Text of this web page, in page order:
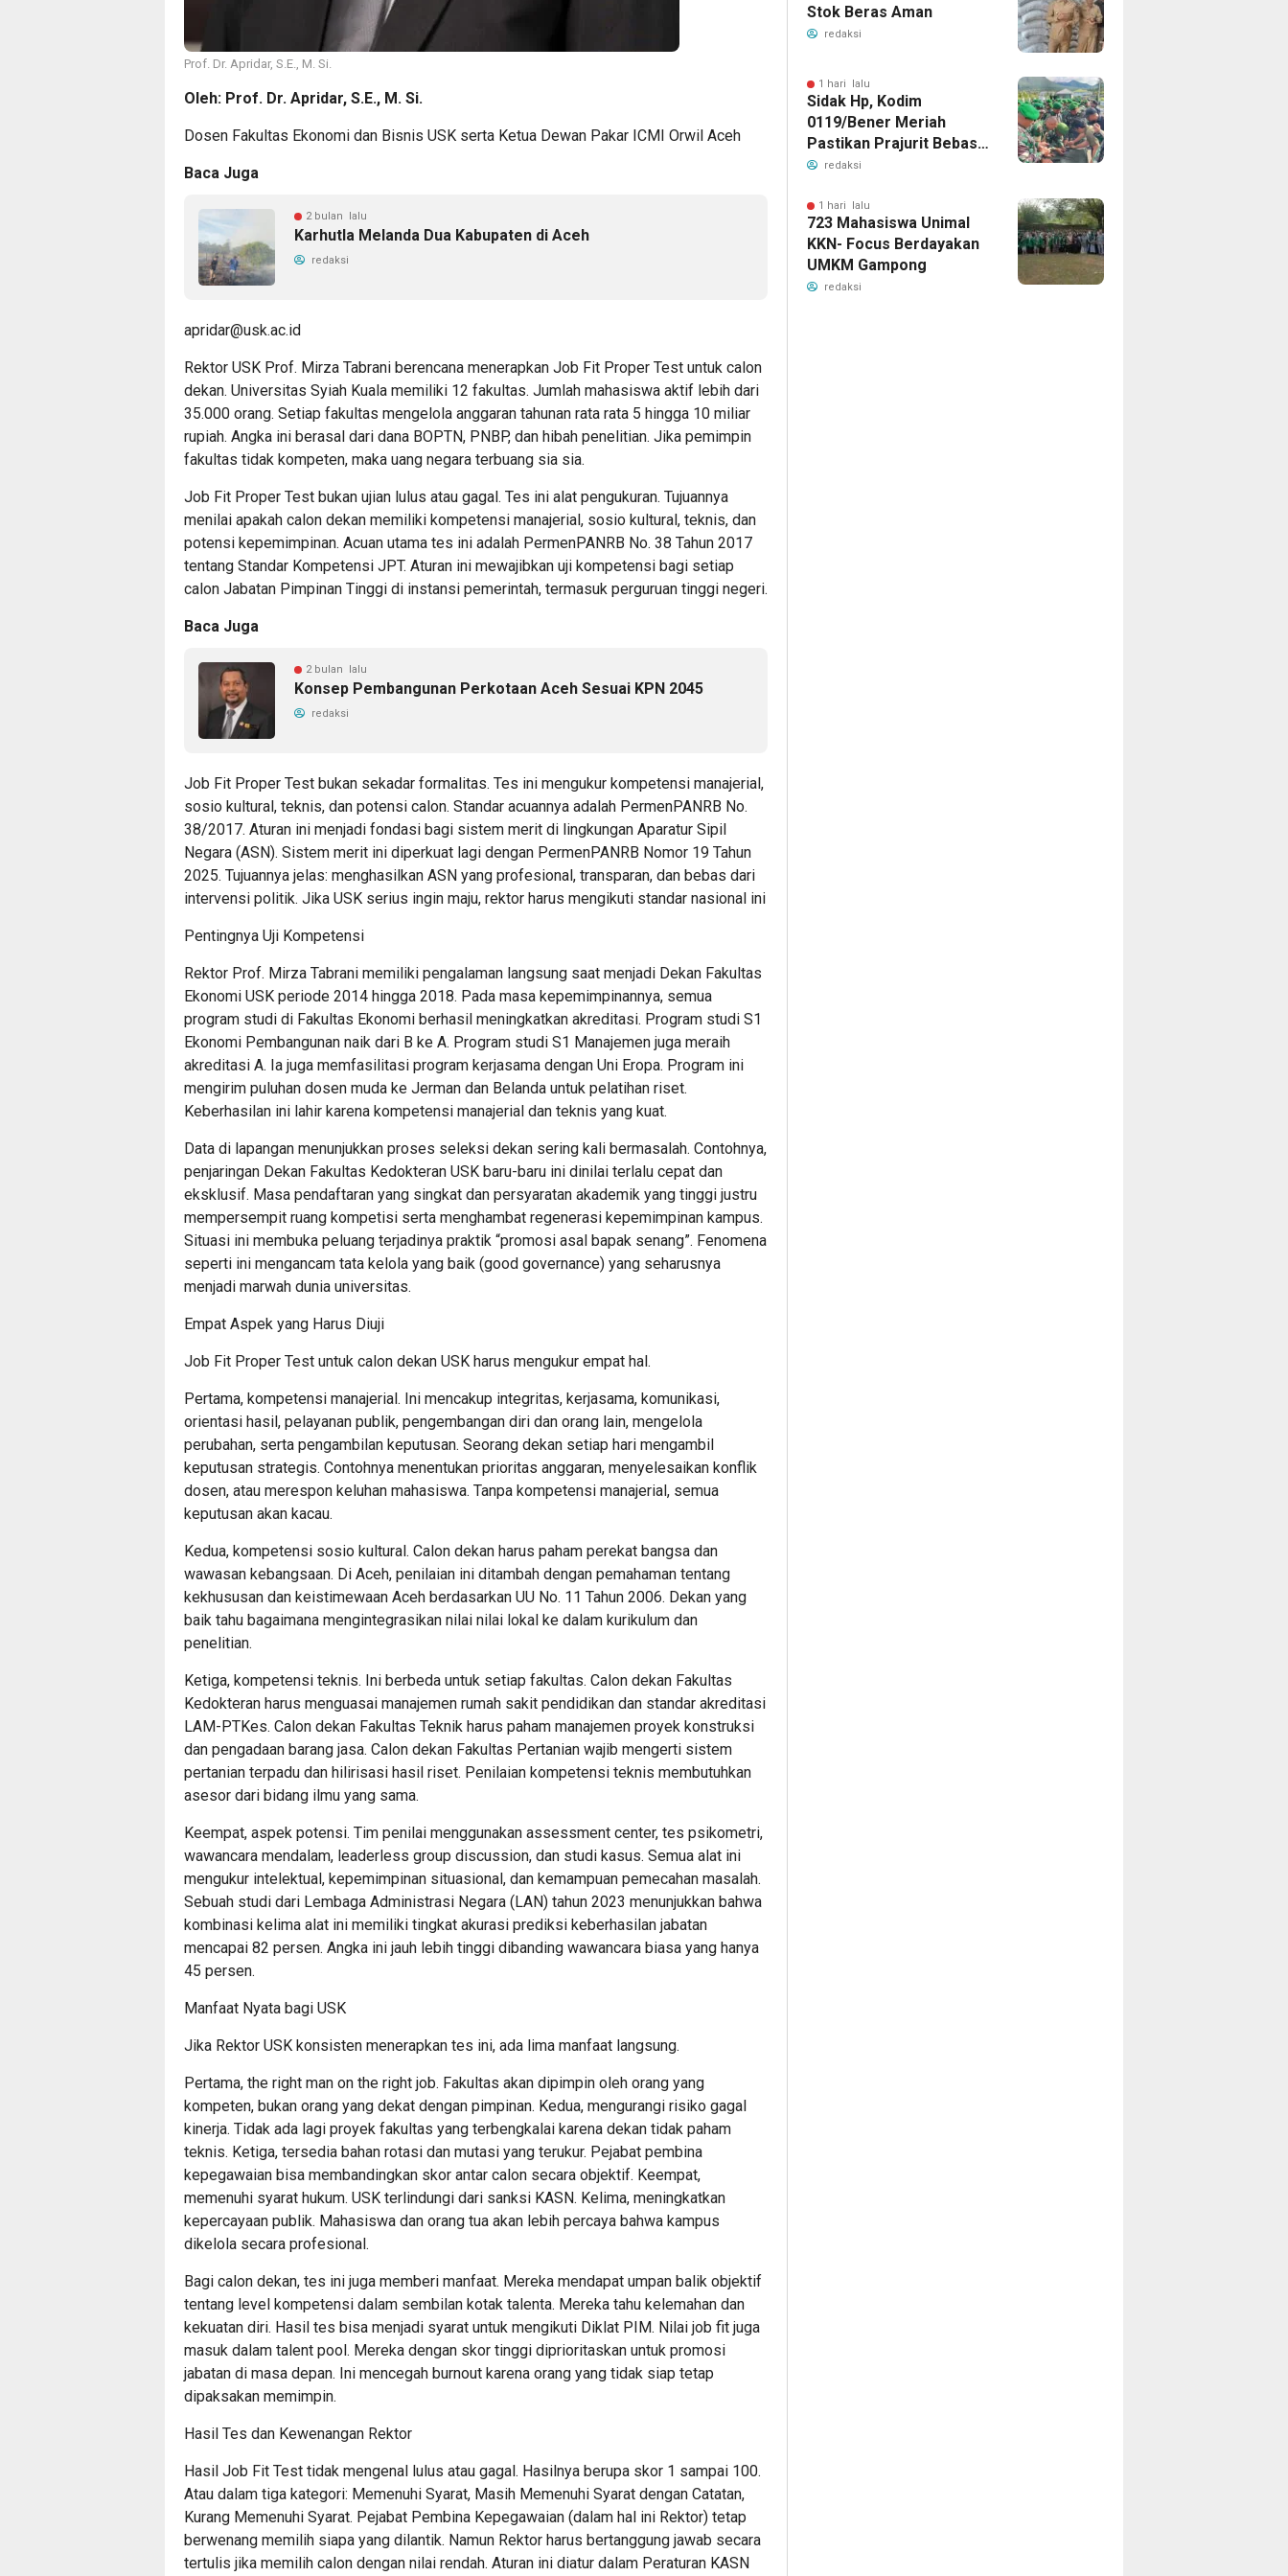
Prof. Dr. Apridar, S.E., M. Si.
Oleh: Prof. Dr. Apridar, S.E., M. Si.
Dosen Fakultas Ekonomi dan Bisnis USK serta Ketua Dewan Pakar ICMI Orwil Aceh
Baca Juga
2 bulan lalu
Karhutla Melanda Dua Kabupaten di Aceh
redaksi
apridar@usk.ac.id
Rektor USK Prof. Mirza Tabrani berencana menerapkan Job Fit Proper Test untuk calon
dekan. Universitas Syiah Kuala memiliki 12 fakultas. Jumlah mahasiswa aktif lebih dari
35.000 orang. Setiap fakultas mengelola anggaran tahunan rata rata 5 hingga 10 miliar
rupiah. Angka ini berasal dari dana BOPTN, PNBP, dan hibah penelitian. Jika pemimpin
fakultas tidak kompeten, maka uang negara terbuang sia sia.
Job Fit Proper Test bukan ujian lulus atau gagal. Tes ini alat pengukuran. Tujuannya
menilai apakah calon dekan memiliki kompetensi manajerial, sosio kultural, teknis, dan
potensi kepemimpinan. Acuan utama tes ini adalah PermenPANRB No. 38 Tahun 2017
tentang Standar Kompetensi JPT. Aturan ini mewajibkan uji kompetensi bagi setiap
calon Jabatan Pimpinan Tinggi di instansi pemerintah, termasuk perguruan tinggi negeri.
Baca Juga
2 bulan lalu
Konsep Pembangunan Perkotaan Aceh Sesuai KPN 2045
redaksi
Job Fit Proper Test bukan sekadar formalitas. Tes ini mengukur kompetensi manajerial,
sosio kultural, teknis, dan potensi calon. Standar acuannya adalah PermenPANRB No.
38/2017. Aturan ini menjadi fondasi bagi sistem merit di lingkungan Aparatur Sipil
Negara (ASN). Sistem merit ini diperkuat lagi dengan PermenPANRB Nomor 19 Tahun
2025. Tujuannya jelas: menghasilkan ASN yang profesional, transparan, dan bebas dari
intervensi politik. Jika USK serius ingin maju, rektor harus mengikuti standar nasional ini
Pentingnya Uji Kompetensi
Rektor Prof. Mirza Tabrani memiliki pengalaman langsung saat menjadi Dekan Fakultas
Ekonomi USK periode 2014 hingga 2018. Pada masa kepemimpinannya, semua
program studi di Fakultas Ekonomi berhasil meningkatkan akreditasi. Program studi S1
Ekonomi Pembangunan naik dari B ke A. Program studi S1 Manajemen juga meraih
akreditasi A. Ia juga memfasilitasi program kerjasama dengan Uni Eropa. Program ini
mengirim puluhan dosen muda ke Jerman dan Belanda untuk pelatihan riset.
Keberhasilan ini lahir karena kompetensi manajerial dan teknis yang kuat.
Data di lapangan menunjukkan proses seleksi dekan sering kali bermasalah. Contohnya,
penjaringan Dekan Fakultas Kedokteran USK baru-baru ini dinilai terlalu cepat dan
eksklusif. Masa pendaftaran yang singkat dan persyaratan akademik yang tinggi justru
mempersempit ruang kompetisi serta menghambat regenerasi kepemimpinan kampus.
Situasi ini membuka peluang terjadinya praktik “promosi asal bapak senang”. Fenomena
seperti ini mengancam tata kelola yang baik (good governance) yang seharusnya
menjadi marwah dunia universitas.
Empat Aspek yang Harus Diuji
Job Fit Proper Test untuk calon dekan USK harus mengukur empat hal.
Pertama, kompetensi manajerial. Ini mencakup integritas, kerjasama, komunikasi,
orientasi hasil, pelayanan publik, pengembangan diri dan orang lain, mengelola
perubahan, serta pengambilan keputusan. Seorang dekan setiap hari mengambil
keputusan strategis. Contohnya menentukan prioritas anggaran, menyelesaikan konflik
dosen, atau merespon keluhan mahasiswa. Tanpa kompetensi manajerial, semua
keputusan akan kacau.
Kedua, kompetensi sosio kultural. Calon dekan harus paham perekat bangsa dan
wawasan kebangsaan. Di Aceh, penilaian ini ditambah dengan pemahaman tentang
kekhususan dan keistimewaan Aceh berdasarkan UU No. 11 Tahun 2006. Dekan yang
baik tahu bagaimana mengintegrasikan nilai nilai lokal ke dalam kurikulum dan
penelitian.
Ketiga, kompetensi teknis. Ini berbeda untuk setiap fakultas. Calon dekan Fakultas
Kedokteran harus menguasai manajemen rumah sakit pendidikan dan standar akreditasi
LAM-PTKes. Calon dekan Fakultas Teknik harus paham manajemen proyek konstruksi
dan pengadaan barang jasa. Calon dekan Fakultas Pertanian wajib mengerti sistem
pertanian terpadu dan hilirisasi hasil riset. Penilaian kompetensi teknis membutuhkan
asesor dari bidang ilmu yang sama.
Keempat, aspek potensi. Tim penilai menggunakan assessment center, tes psikometri,
wawancara mendalam, leaderless group discussion, dan studi kasus. Semua alat ini
mengukur intelektual, kepemimpinan situasional, dan kemampuan pemecahan masalah.
Sebuah studi dari Lembaga Administrasi Negara (LAN) tahun 2023 menunjukkan bahwa
kombinasi kelima alat ini memiliki tingkat akurasi prediksi keberhasilan jabatan
mencapai 82 persen. Angka ini jauh lebih tinggi dibanding wawancara biasa yang hanya
45 persen.
Manfaat Nyata bagi USK
Jika Rektor USK konsisten menerapkan tes ini, ada lima manfaat langsung.
Pertama, the right man on the right job. Fakultas akan dipimpin oleh orang yang
kompeten, bukan orang yang dekat dengan pimpinan. Kedua, mengurangi risiko gagal
kinerja. Tidak ada lagi proyek fakultas yang terbengkalai karena dekan tidak paham
teknis. Ketiga, tersedia bahan rotasi dan mutasi yang terukur. Pejabat pembina
kepegawaian bisa membandingkan skor antar calon secara objektif. Keempat,
memenuhi syarat hukum. USK terlindungi dari sanksi KASN. Kelima, meningkatkan
kepercayaan publik. Mahasiswa dan orang tua akan lebih percaya bahwa kampus
dikelola secara profesional.
Bagi calon dekan, tes ini juga memberi manfaat. Mereka mendapat umpan balik objektif
tentang level kompetensi dalam sembilan kotak talenta. Mereka tahu kelemahan dan
kekuatan diri. Hasil tes bisa menjadi syarat untuk mengikuti Diklat PIM. Nilai job fit juga
masuk dalam talent pool. Mereka dengan skor tinggi diprioritaskan untuk promosi
jabatan di masa depan. Ini mencegah burnout karena orang yang tidak siap tetap
dipaksakan memimpin.
Hasil Tes dan Kewenangan Rektor
Hasil Job Fit Test tidak mengenal lulus atau gagal. Hasilnya berupa skor 1 sampai 100.
Atau dalam tiga kategori: Memenuhi Syarat, Masih Memenuhi Syarat dengan Catatan,
Kurang Memenuhi Syarat. Pejabat Pembina Kepegawaian (dalam hal ini Rektor) tetap
berwenang memilih siapa yang dilantik. Namun Rektor harus bertanggung jawab secara
tertulis jika memilih calon dengan nilai rendah. Aturan ini diatur dalam Peraturan KASN
Stok Beras Aman
redaksi
1 hari lalu
Sidak Hp, Kodim
0119/Bener Meriah
Pastikan Prajurit Bebas
Judi Online
redaksi
1 hari lalu
723 Mahasiswa Unimal
KKN- Focus Berdayakan
UMKM Gampong
redaksi